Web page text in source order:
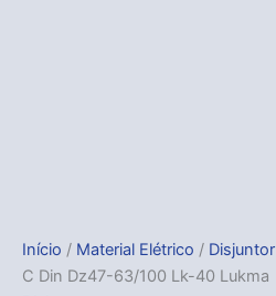
Início / Material Elétrico / Disjuntor
C Din Dz47-63/100 Lk-40 Lukma